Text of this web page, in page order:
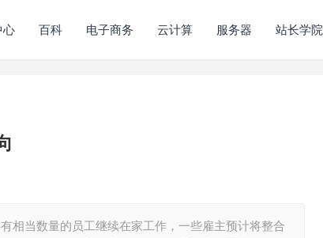
心 百科 电子商务 云计算 服务器 站长学院
相当数量的员工继续在家工作，一些雇主预计将整合